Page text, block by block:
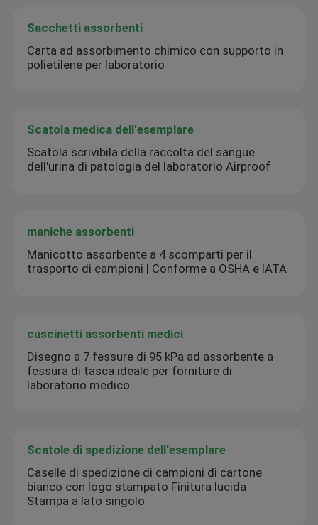
Sacchetti assorbenti
Carta ad assorbimento chimico con supporto in
polietilene per laboratorio
Scatola medica dell'esemplare
Scatola scrivibila della raccolta del sangue
dell'urina di patologia del laboratorio Airproof
maniche assorbenti
Manicotto assorbente a 4 scomparti per il
trasporto di campioni | Conforme a OSHA e IATA
cuscinetti assorbenti medici
Disegno a 7 fessure di 95 kPa ad assorbente a
fessura di tasca ideale per forniture di
laboratorio medico
Scatole di spedizione dell'esemplare
Caselle di spedizione di campioni di cartone
bianco con logo stampato Finitura lucida
Stampa a lato singolo